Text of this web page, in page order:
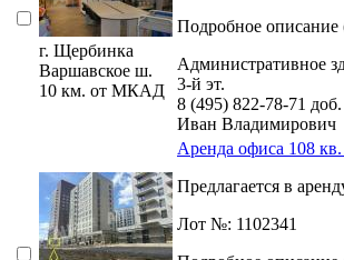
г. Щербинка
Варшавское ш.
10 км. от МКАД
Подробное описание
Административное
3-й эт.
8 (495) 822-78-71
Иван Владимирович
Аренда офиса 108
Предлагается в
Лот №: 1102341